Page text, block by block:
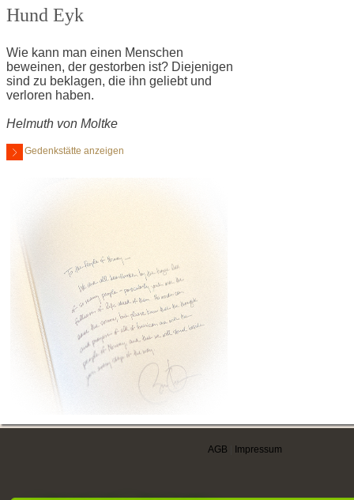
Hund Eyk
Wie kann man einen Menschen
beweinen, der gestorben ist? Diejenigen
sind zu beklagen, die ihn geliebt und
verloren haben.
Helmuth von Moltke
Gedenkstätte anzeigen
AGB Impressum